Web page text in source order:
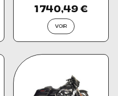
1 740,49 €
VOIR